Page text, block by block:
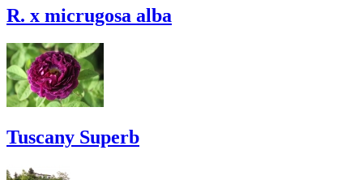
R. x micrugosa alba
Tuscany Superb